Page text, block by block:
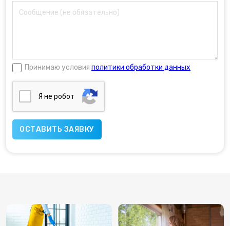
Принимаю условия политики обработки данных
Я нe poбoт